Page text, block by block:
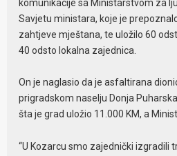
komunikacije sa Ministarstvom za
Savjetu ministara, koje je
zahtjeve mještana, te uložilo 60
40 odsto lokalna zajednica.
On je naglasio da je asfaltirana
prigradskom naselju Donja
šta je grad uložio 11.000 KM, a
“U Kozarcu smo zajednički izgradili